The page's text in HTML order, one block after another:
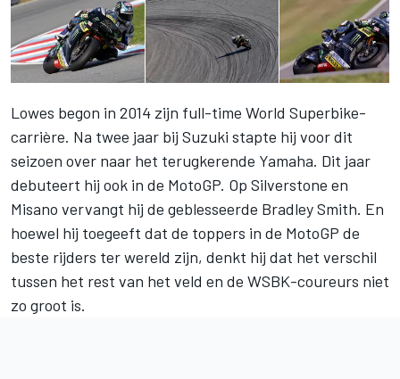
Lowes begon in 2014 zijn full-time World Superbike-
carrière. Na twee jaar bij Suzuki stapte hij voor dit
seizoen over naar het terugkerende Yamaha. Dit jaar
debuteert hij ook in de MotoGP. Op Silverstone en
Misano vervangt hij de geblesseerde Bradley Smith. En
hoewel hij toegeeft dat de toppers in de MotoGP de
beste rijders ter wereld zijn, denkt hij dat het verschil
tussen het rest van het veld en de WSBK-coureurs niet
zo groot is.